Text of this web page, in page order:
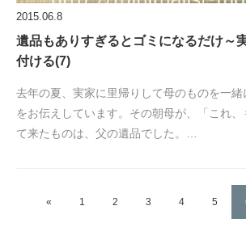
2015.06.8
遺品もありすぎるとゴミになるだけ～
付ける(7)
去年の夏、実家に里帰りして母のものを一
をお伝えしています。その朝母が、「これ
て来たものは、父の遺品でした。…
« 1 2 3 4 5